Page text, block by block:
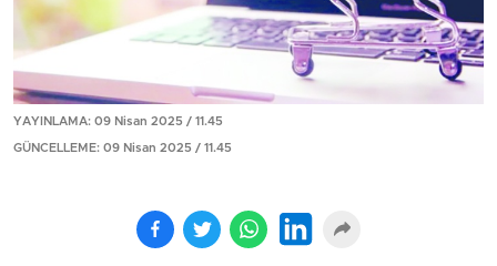
YAYINLAMA: 09 Nisan 2025 / 11.45
GÜNCELLEME: 09 Nisan 2025 / 11.45